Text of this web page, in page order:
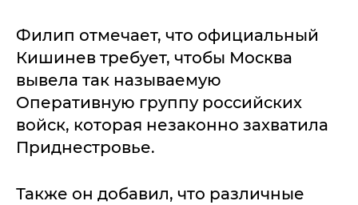
Филип отмечает, что официальный
Кишинев требует, чтобы Москва
вывела так называемую
Оперативную группу российских
войск, которая незаконно захватила
Приднестровье.
Также он добавил, что различные